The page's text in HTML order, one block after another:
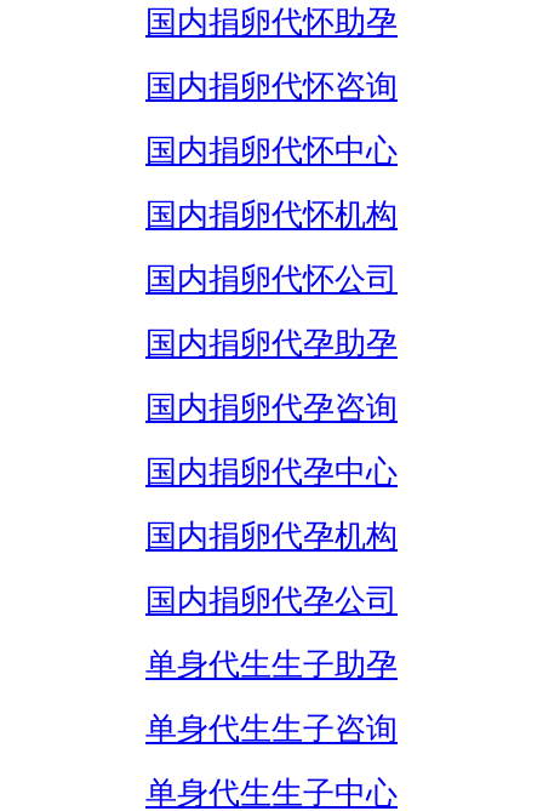
国内捐卵代怀助孕
国内捐卵代怀咨询
国内捐卵代怀中心
国内捐卵代怀机构
国内捐卵代怀公司
国内捐卵代孕助孕
国内捐卵代孕咨询
国内捐卵代孕中心
国内捐卵代孕机构
国内捐卵代孕公司
单身代生生子助孕
单身代生生子咨询
单身代生生子中心